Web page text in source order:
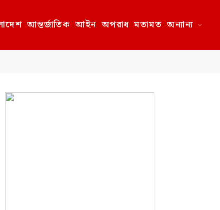
আন্তর্জাতিক আইন অপরাধ মতামত অন্যান্য